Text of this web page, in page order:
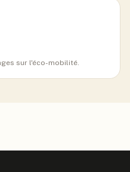
sur l'éco-mobilité.